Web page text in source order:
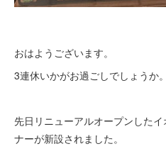
おはようございます。
3連休いかがお過ごしでしょうか。
先日リニューアルオープンした
ナーが新設されました。